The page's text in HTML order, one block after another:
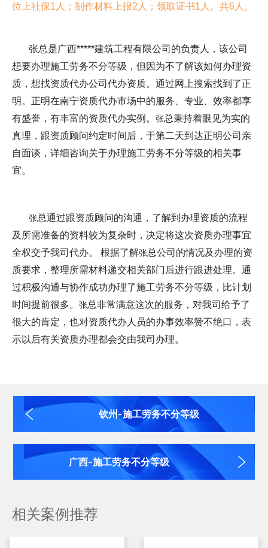
位上社保1人；制作材料上报2人；领取证书1人。共6人。
张总是广西*****建筑工程有限公司的负责人，该公司
想要办理施工劳务不分等级，但因为不了解该如何办理资
质，想找资质代办公司代办资质。通过网上搜索找到了正
明。正明在南宁资质代办市场中的服务、专业、效率都享
有盛誉，有丰富的资质代办实例。 张总秉持着眼见为实的
真理，跟资质顾问约定时间后，于第二天到达正明公司亲
自面谈，详细咨询关于办理施工劳务不分等级的相关事
宜。
张总通过跟资质顾问的沟通，了解到办理资质的流程
及所需准备的资料较为复杂时，决定将这次资质办理事宜
全权交予我司代办。 根据了解张总公司的情况及办理的资
质要求，整理所需材料递交相关部门后进行跟进处理。通
过积极沟通与协作成功办理了施工劳务不分等级，比计划
时间提前很多。 张总非常满意这次的服务，对我司给予了
很大的肯定，也对资质代办人员的办事效率赞不绝口，表
示以后有关资质办理都会交由我司办理。
钦州-施工劳务不分等级
广西-施工劳务不分等级
相关案例推荐